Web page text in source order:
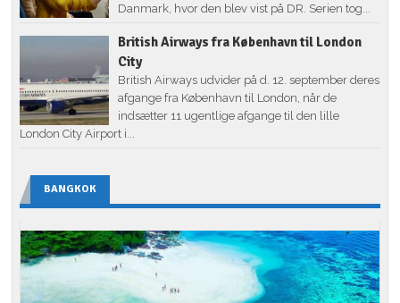
Danmark, hvor den blev vist på DR. Serien tog...
British Airways fra København til London
City
British Airways udvider på d. 12. september deres
afgange fra København til London, når de
indsætter 11 ugentlige afgange til den lille
London City Airport i...
BANGKOK